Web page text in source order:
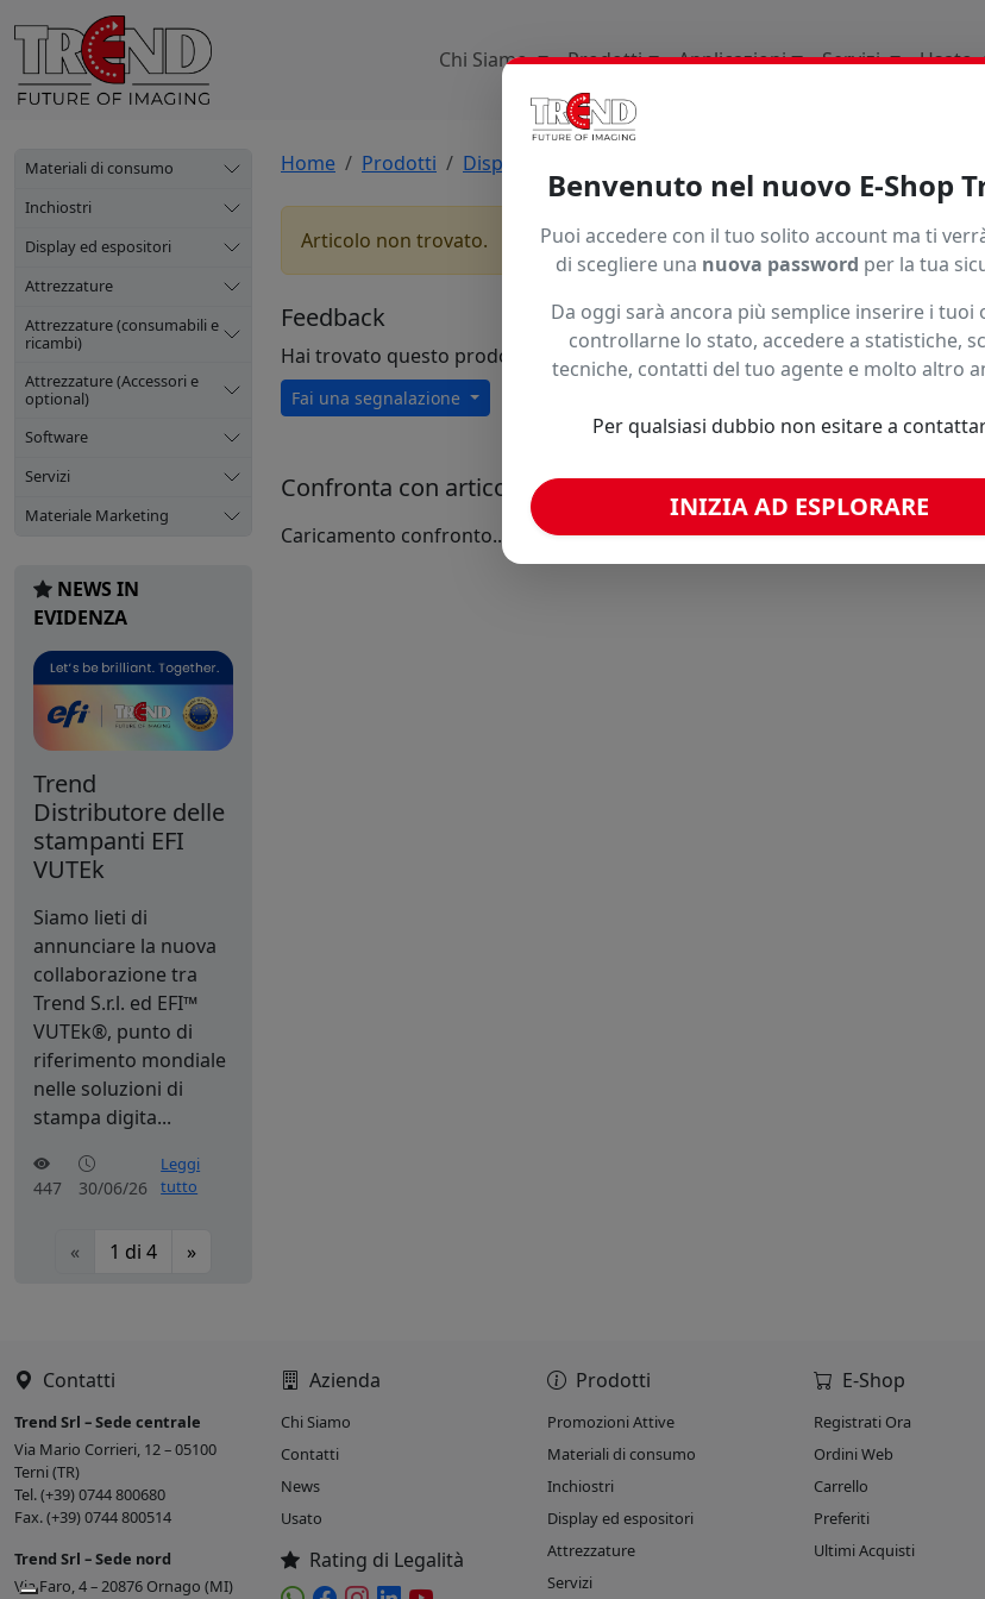
Chi Siamo Prodotti Applicazioni Servizi Usato
Materiali di consumo
Inchiostri
Display ed espositori
Attrezzature
Attrezzature (consumabili e
ricambi)
Attrezzature (Accessori e
optional)
Software
Servizi
Materiale Marketing
NEWS IN
EVIDENZA
Trend
Distributore delle
stampanti EFI
VUTEk
Siamo lieti di
annunciare la nuova
collaborazione tra
Trend S.r.l. ed EFI™
VUTEk®, punto di
riferimento mondiale
nelle soluzioni di
stampa digita...
447 30/06/26
Leggi
tutto
« 1 di 4 »
Home Prodotti Display Ed Espositori
Articolo non trovato.
Feedback
Hai trovato questo prodotto ad un prezzo più basso?
Fai una segnalazione
Confronta con articoli simili
Caricamento confronto...
Contatti
Trend Srl – Sede centrale
Via Mario Corrieri, 12 – 05100
Terni (TR)
Tel. (+39) 0744 800680
Fax. (+39) 0744 800514
Trend Srl – Sede nord
Via Faro, 4 – 20876 Ornago (MI)
Azienda
Chi Siamo
Contatti
News
Usato
Rating di Legalità
Prodotti
Promozioni Attive
Materiali di consumo
Inchiostri
Display ed espositori
Attrezzature
Servizi
E-Shop
Registrati Ora
Ordini Web
Carrello
Preferiti
Ultimi Acquisti
Benvenuto nel nuovo E-Shop
Puoi accedere con il tuo solito account ma ti
di scegliere una nuova password per la tua
Da oggi sarà ancora più semplice inserire i tuoi
controllarne lo stato, accedere a statistiche,
tecniche, contatti del tuo agente e molto altro
Per qualsiasi dubbio non esitare a
INIZIA AD ESPLORARE